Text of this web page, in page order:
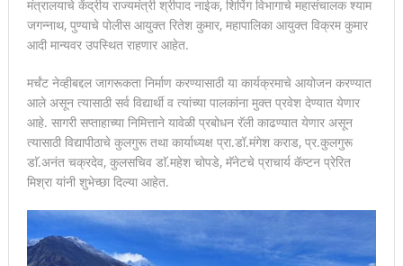
मंत्रालयाचे केंद्रीय राज्यमंत्री श्रीपाद नाईक, शिपिंग विभागाचे महासंचालक श्‍याम
जगन्नाथ, पुण्याचे पोलीस आयुक्त रितेश कुमार, महापालिका आयुक्त विक्रम कुमार
आदी मान्यवर उपस्थित राहणार आहेत.
मर्चंट नेव्हीबद्दल जागरूकता निर्माण करण्यासाठी या कार्यक्रमाचे आयोजन करण्यात
आले असून त्यासाठी सर्व विद्यार्थी व त्यांच्या पालकांना मुक्त प्रवेश देण्यात येणार
आहे. सागरी सप्ताहाच्या निमित्ताने यावेळी प्रबोधन रॅली काढण्यात येणार असून
त्यासाठी विद्यापीठाचे कुलगुरू तथा कार्याध्यक्ष प्रा.डॉ.मंगेश कराड, प्र.कुलगुरू
डाॅ.अनंत चक्रदेव, कुलसचिव डाॅ.महेश चोपडे, मॅनेटचे प्राचार्य कॅप्टन प्रेरित
मिश्रा यांनी शुभेच्छा दिल्या आहेत.